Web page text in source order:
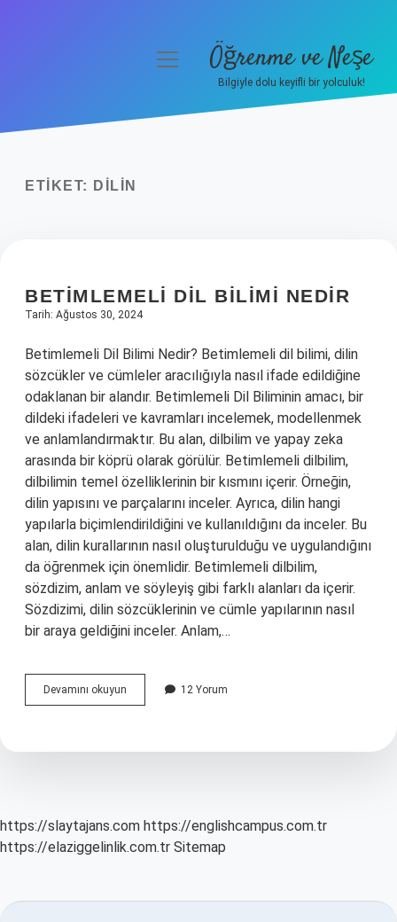
Yasal Uyarı
menüyüÖğrenme ve Neşe
Bilgiyle dolu keyifli bir yolculuk!
ETIKET: DILIN
BETIMLEMELI DIL BILIMI NEDIR
Tarih: Ağustos 30, 2024
Betimlemeli Dil Bilimi Nedir? Betimlemeli dil bilimi, dilin
sözcükler ve cümleler aracılığıyla nasıl ifade edildiğine
odaklanan bir alandır. Betimlemeli Dil Biliminin amacı, bir
dildeki ifadeleri ve kavramları incelemek, modellenmek
ve anlamlandırmaktır. Bu alan, dilbilim ve yapay zeka
arasında bir köprü olarak görülür. Betimlemeli dilbilim,
dilbilimin temel özelliklerinin bir kısmını içerir. Örneğin,
dilin yapısını ve parçalarını inceler. Ayrıca, dilin hangi
yapılarla biçimlendirildiğini ve kullanıldığını da inceler. Bu
alan, dilin kurallarının nasıl oluşturulduğu ve uygulandığını
da öğrenmek için önemlidir. Betimlemeli dilbilim,
sözdizim, anlam ve söyleyiş gibi farklı alanları da içerir.
Sözdizimi, dilin sözcüklerinin ve cümle yapılarının nasıl
bir araya geldiğini inceler. Anlam,…
Devamını okuyun Betimlemeli
dil
12 Yorum
https://slaytajans.com https://englishcampus.com.tr
https://elaziggelinlik.com.tr Sitemap